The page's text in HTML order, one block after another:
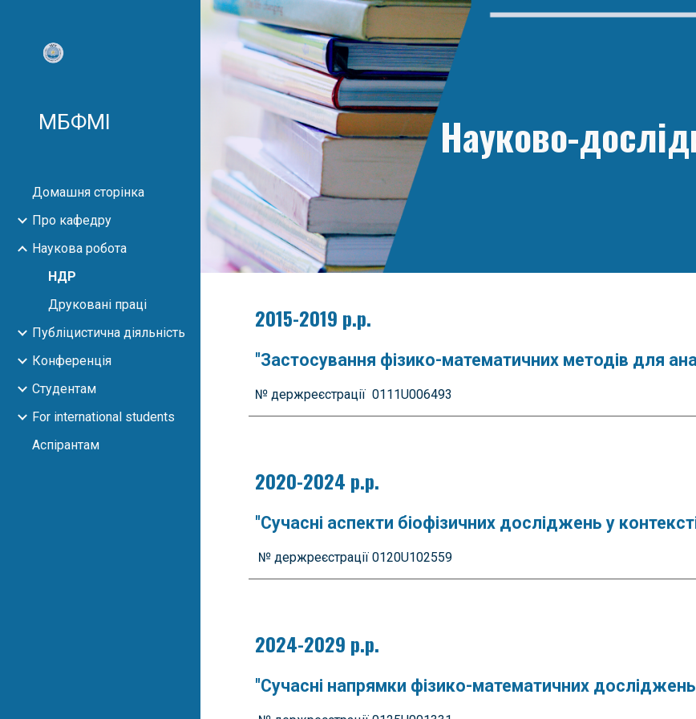
Skip to main content
МБФМІ
Домашня сторінка
Про кафедру
Наукова робота
НДР
Друковані праці
Публіцистична діяльність
Конференція
Студентам
For international students
Аспірантам
Науково-
2015-2019 р.р.
"Застосування фізико-математичних методів для
№ держреєстрації 0111U006493
2020-2024 р.р.
"Cучасні аспекти біофізичних досліджень у
№ держреєстрації 0120U102559
2024-2029 р.р.
"Сучасні напрямки фізико-математичних досліджень